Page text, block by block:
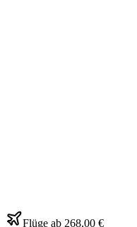
Flüge ab 268,00 €